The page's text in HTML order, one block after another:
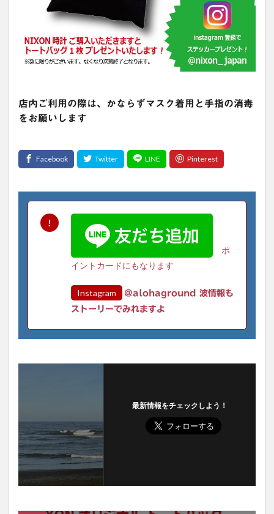
店内ご利用の際は、かならずマスク着用と手指の消毒
をお願いします
ポ
イントカードにもなります
Instagram
@alohaground 波情報も
ストーリーでみれますよ
最新情報をチェックしよう！